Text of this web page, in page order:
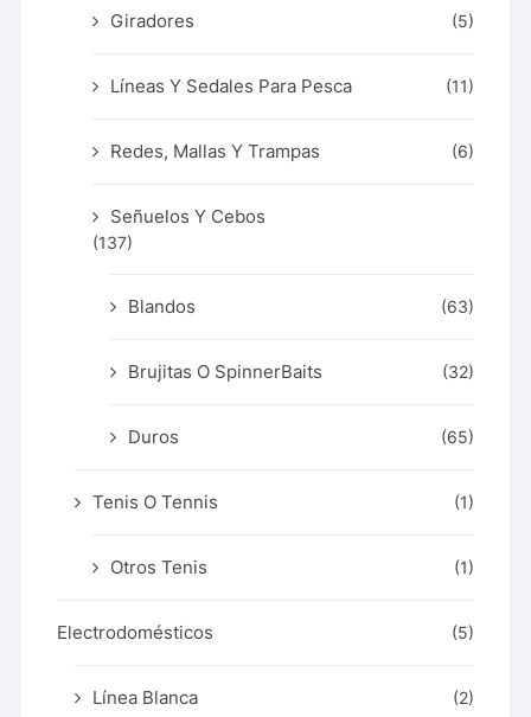
Giradores (5)
Líneas Y Sedales Para Pesca (11)
Redes, Mallas Y Trampas (6)
Señuelos Y Cebos
(137)
Blandos (63)
Brujitas O SpinnerBaits (32)
Duros (65)
Tenis O Tennis (1)
Otros Tenis (1)
Electrodomésticos (5)
Línea Blanca (2)